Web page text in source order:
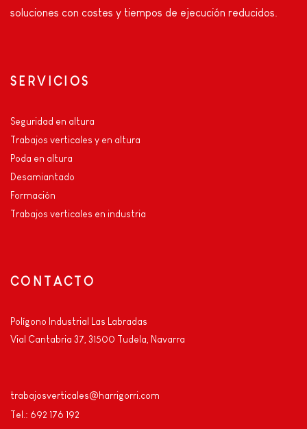
soluciones con costes y tiempos de ejecución reducidos.
SERVICIOS
Seguridad en altura
Trabajos verticales y en altura
Poda en altura
Desamiantado
Formación
Trabajos verticales en industria
CONTACTO
Polígono Industrial Las Labradas
Vial Cantabria 37, 31500 Tudela, Navarra
trabajosverticales@harrigorri.com
Tel.: 692 176 192